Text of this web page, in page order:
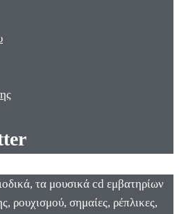
τα μουσικά cd εμβατηρίων
ρουχισμού, σημαίες, ρέπλικες,